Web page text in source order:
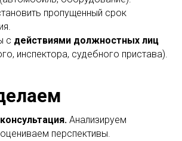
пропущенный срок
с действиями должностных лиц
инспектора, судебного пристава).
Анализируем
перспективы.